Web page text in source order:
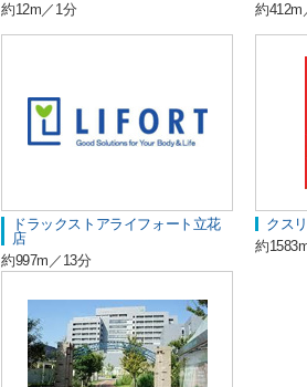
約12m／1分
約412m
ドラックストアライフォート立花
店
約997m／13分
クス
約